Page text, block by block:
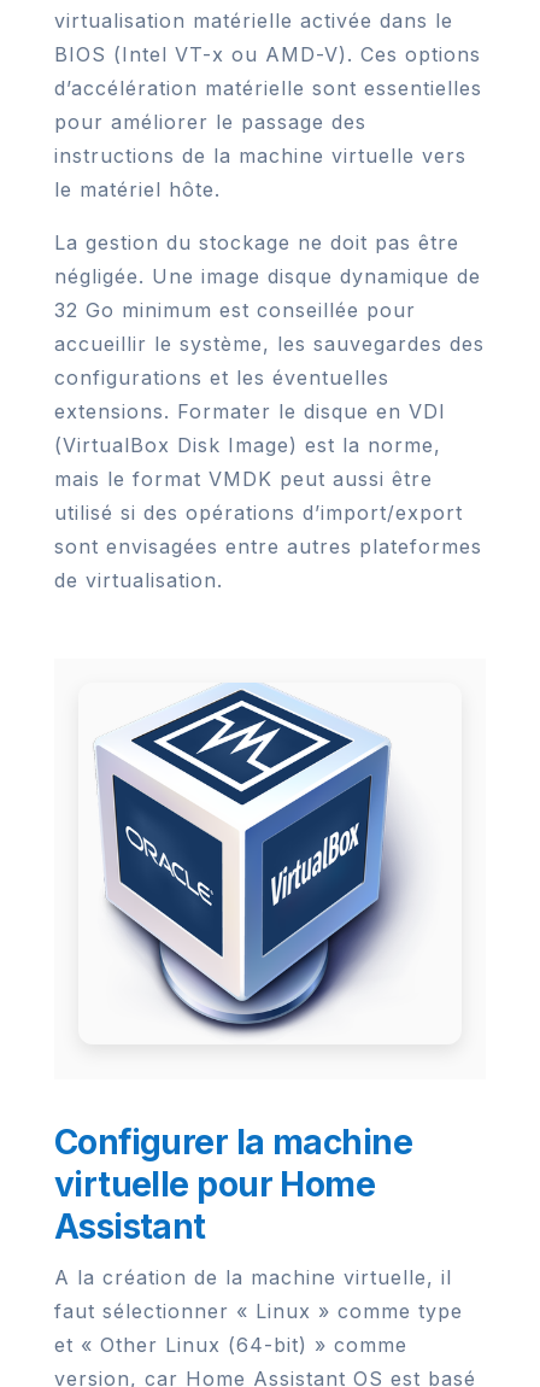
virtualisation matérielle activée dans le
BIOS (Intel VT-x ou AMD-V). Ces options
d’accélération matérielle sont essentielles
pour améliorer le passage des
instructions de la machine virtuelle vers
le matériel hôte.
La gestion du stockage ne doit pas être
négligée. Une image disque dynamique de
32 Go minimum est conseillée pour
accueillir le système, les sauvegardes des
configurations et les éventuelles
extensions. Formater le disque en VDI
(VirtualBox Disk Image) est la norme,
mais le format VMDK peut aussi être
utilisé si des opérations d’import/export
sont envisagées entre autres plateformes
de virtualisation.
Configurer la machine
virtuelle pour Home
Assistant
A la création de la machine virtuelle, il
faut sélectionner « Linux » comme type
et « Other Linux (64-bit) » comme
version, car Home Assistant OS est basé